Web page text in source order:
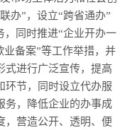
办”，设立“跨省通办”
，同时推进“企业开办一
业备案”等工作举措，并
式进行广泛宣传，提高
环节，同时设立代办服
务，降低企业的办事成
，营造公开、透明、便